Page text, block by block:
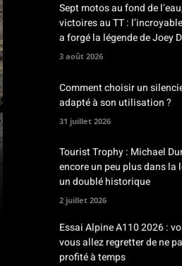
Sept motos au fond de
victoires au TT :
a forgé la légende de Joey
3 août 2026
Comment choisir un
adapté à son utilisation ?
31 juillet 2026
Tourist Trophy : Michael
encore un peu plus dans la
un doublé historique
2 juillet 2026
Essai Alpine A110 2026 :
vous allez regretter de ne
profité à temps